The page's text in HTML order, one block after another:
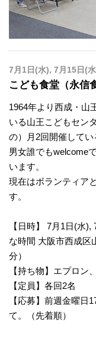
7月1日(水), 7月15日(水
こども食堂（永信
1964年より西成・山
いる山王こどもセン
の）月2回開催して
男女誰でもwelcome
います。
現在はボランティア
す。
【日時】 7月1日(水
な時間 大阪市西成区
分）
【持ち物】エプロン
【定員】各回2名
【応募】前週金曜日
て。（先着順）